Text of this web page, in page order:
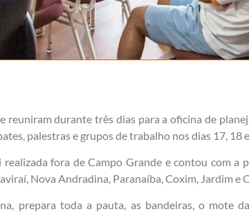
reuniram durante três dias para a oficina de
palestras e grupos de trabalho nos dias 17, 18
fora de Campo Grande e contou com a
Nova Andradina, Paranaíba, Coxim, Jardim e
prepara toda a pauta, as bandeiras, o mote